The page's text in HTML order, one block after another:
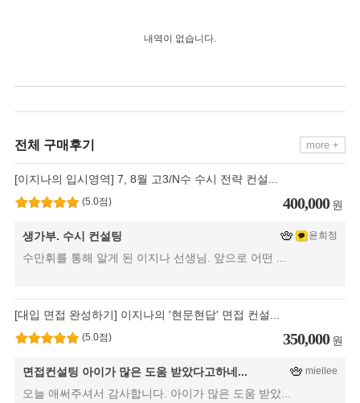
내역이 없습니다.
전체 구매후기 more +
[이지나의 입시영역] 7, 8월 고3/N수 수시 전략 컨설...
(5.0점) 400,000 원
생가부. 수시 컨설팅 윤희정
수만휘를 통해 알게 된 이지나 선생님. 앞으로 어떤 ...
[대입 면접 완성하기] 이지나의 '현문현답' 면접 컨설...
(5.0점) 350,000 원
면접컨설팅 아이가 많은 도움 받았다고하네... miellee
오늘 애써주셔서 감사합니다. 아이가 많은 도움 받았...